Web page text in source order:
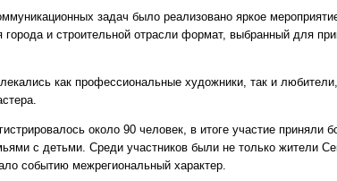
задач было реализовано яркое
города и строительной отрасли формат, выбранный для
как профессиональные художники, так и
около 90 человек, в итоге участие приняли
с детьми. Среди участников были не только жители
событию межрегиональный характер.